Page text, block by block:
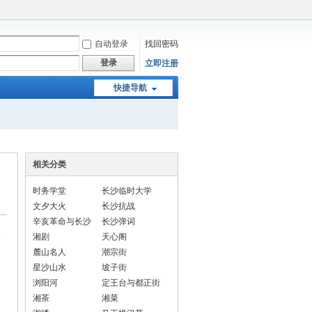
自动登录
找回密码
登录 立即注册
快捷导航
相关分类
时务学堂
长沙临时大学
文夕大火
长沙抗战
辛亥革命与长沙
长沙弹词
湘剧
天心阁
麓山名人
潮宗街
星沙山水
坡子街
浏阳河
定王台与都正街
湘茶
湘菜